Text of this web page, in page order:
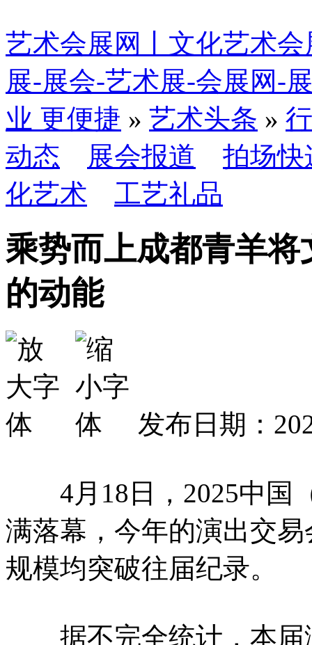
艺术会展网丨文化艺术
展-展会-艺术展-会展网-
业 更便捷 » 艺术头条 »
动态
展会报道
拍场快
化艺术
工艺礼品
乘势而上成都青羊
的动能
发布日期：
4月18日，2025中国
满落幕，今年的演出交
规模均突破往届纪录。
据不完全统计，本届